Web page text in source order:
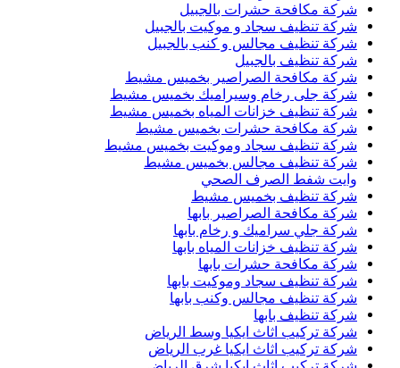
شركة مكافحة حشرات بالجبيل
شركة تنظيف سجاد و موكيت بالجبيل
شركة تنظيف مجالس و كنب بالجبيل
شركة تنظيف بالجبيل
شركة مكافحة الصراصير بخميس مشيط
شركة جلى رخام وسيراميك بخميس مشيط
شركة تنظيف خزانات المياه بخميس مشيط
شركة مكافحة حشرات بخميس مشيط
شركة تنظيف سجاد وموكيت بخميس مشيط
شركة تنظيف مجالس بخميس مشيط
وايت شفط الصرف الصحي
شركة تنظيف بخميس مشيط
شركة مكافحة الصراصير بابها
شركة جلي سراميك و رخام بابها
شركة تنظيف خزانات المياه بابها
شركة مكافحة حشرات بابها
شركة تنظيف سجاد وموكيت بابها
شركة تنظيف مجالس وكنب بابها
شركة تنظيف بابها
شركة تركيب اثاث ايكيا وسط الرياض
شركة تركيب اثاث ايكيا غرب الرياض